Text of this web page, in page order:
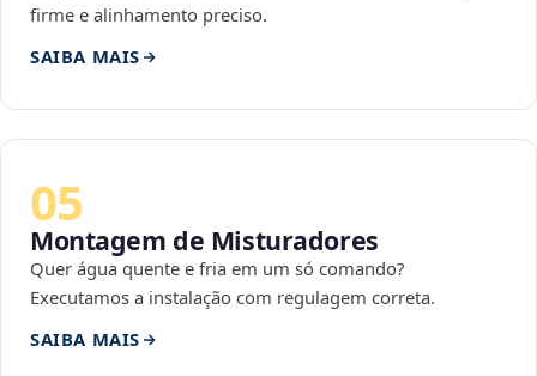
firme e alinhamento preciso.
SAIBA MAIS
05
Montagem de Misturadores
Quer água quente e fria em um só comando?
Executamos a instalação com regulagem correta.
SAIBA MAIS